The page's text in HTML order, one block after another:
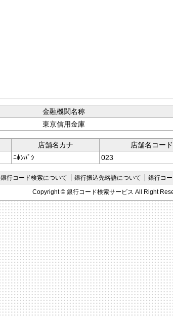
金融機関名称
東京信用金庫
店舗名カナ
店舗名コード
ﾆﾎﾝﾊﾞｼ 023
銀行コード検索について 銀行振込先略語について 銀行コ
Copyright © 銀行コード検索サービス All Right